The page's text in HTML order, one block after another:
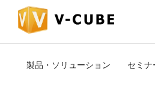
製品・ソリューション セミナ